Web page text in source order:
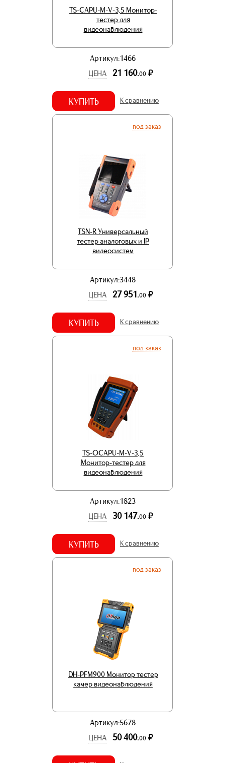
TS-CAPU-M-V-3,5 Монитор-
тестер для
видеонаблюдения
Артикул:1466
ЦЕНА
21 160.00 р.
КУПИТЬ К сравнению
под заказ
TSN-R Универсальный
тестер аналоговых и IP
видеосистем
Артикул:3448
ЦЕНА
27 951.00 р.
КУПИТЬ К сравнению
под заказ
TS-OCAPU-M-V-3,5
Монитор-тестер для
видеонаблюдения
Артикул:1823
ЦЕНА
30 147.00 р.
КУПИТЬ К сравнению
под заказ
DH-PFM900 Монитор тестер
камер видеонаблюдения
Артикул:5678
ЦЕНА
50 400.00 р.